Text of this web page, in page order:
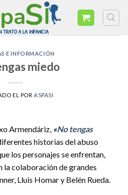
E INFORMACIÓN
miedo
EL POR ASPASI
Armendáriz, «No tengas
historias del abuso
los personajes se enfrentan,
la colaboración de grandes
Lluis Homar y Belén Rueda.